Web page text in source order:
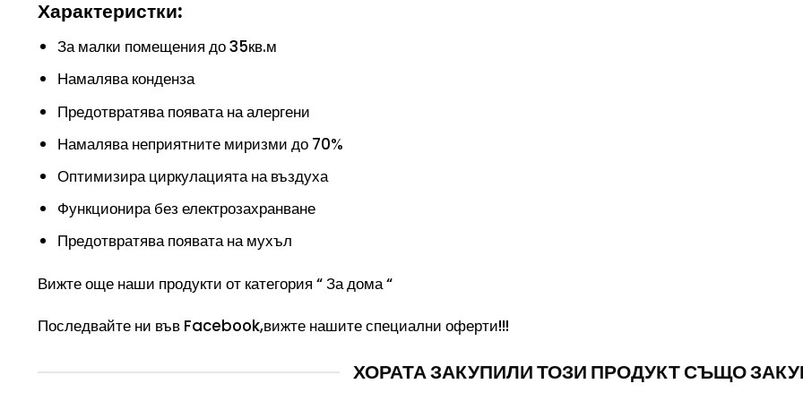
Характеристки:
За малки помещения до 35кв.м
Намалява конденза
Предотвратява появата на алергени
Намалява неприятните миризми до 70%
Оптимизира циркулацията на въздуха
Функционира без електрозахранване
Предотвратява появата на мухъл
Вижте още наши продукти от категория “За дома“
Последвайте ни във Facebook,вижте нашите специални оферти!!!
ХОРАТА ЗАКУПИЛИ ТОЗИ ПРОДУКТ СЪЩО